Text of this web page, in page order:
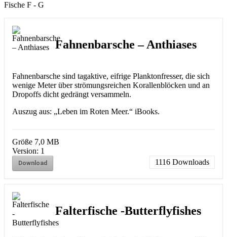
Fische F - G
Fahnenbarsche – Anthiases
Fahnenbarsche sind tagaktive, eifrige Planktonfresser, die sich
wenige Meter über strömungsreichen Korallenblöcken und an
Dropoffs dicht gedrängt versammeln.
Auszug aus: „Leben im Roten Meer.“ iBooks.
Größe 7,0 MB
Version: 1
Download 1116 Downloads
Falterfische -Butterflyfishes